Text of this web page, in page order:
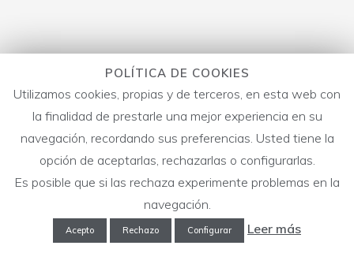
POLÍTICA DE COOKIES
Utilizamos cookies, propias y de terceros, en esta web con
la finalidad de prestarle una mejor experiencia en su
navegación, recordando sus preferencias. Usted tiene la
opción de aceptarlas, rechazarlas o configurarlas.
Es posible que si las rechaza experimente problemas en la
navegación.
Acepto Rechazo Configurar Leer más